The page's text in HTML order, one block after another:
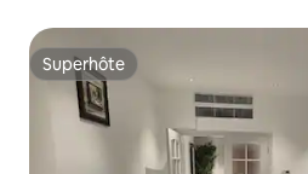
Superhôte
Superhôte